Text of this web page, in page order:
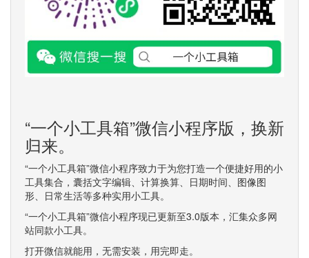
“一个小工具箱”微信小程序版，换新
归来。
“一个小工具箱”微信小程序致力于为您打造一个便捷好用的小
工具集合，囊括文字编辑、计算换算、日期时间、图像图
形、日常生活等多种实用小工具。
“一个小工具箱”微信小程序现已更新至3.0版本，汇集众多网
站同款小工具。
打开微信就能用，无需安装，用完即走。